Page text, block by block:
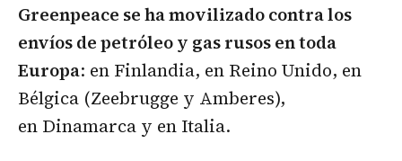
Greenpeace se ha movilizado contra los
envíos de petróleo y gas rusos en toda
Europa: en Finlandia, en Reino Unido, en
Bélgica (Zeebrugge y Amberes),
en Dinamarca y en Italia.